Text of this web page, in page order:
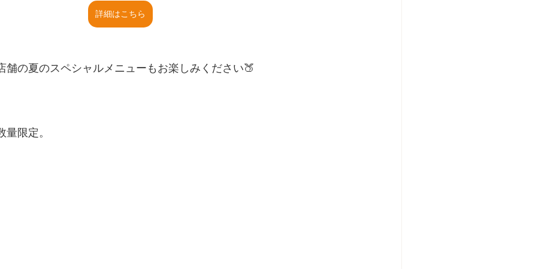
詳細はこちら
舗の夏のスペシャルメニューもお楽しみください🍑
限定。